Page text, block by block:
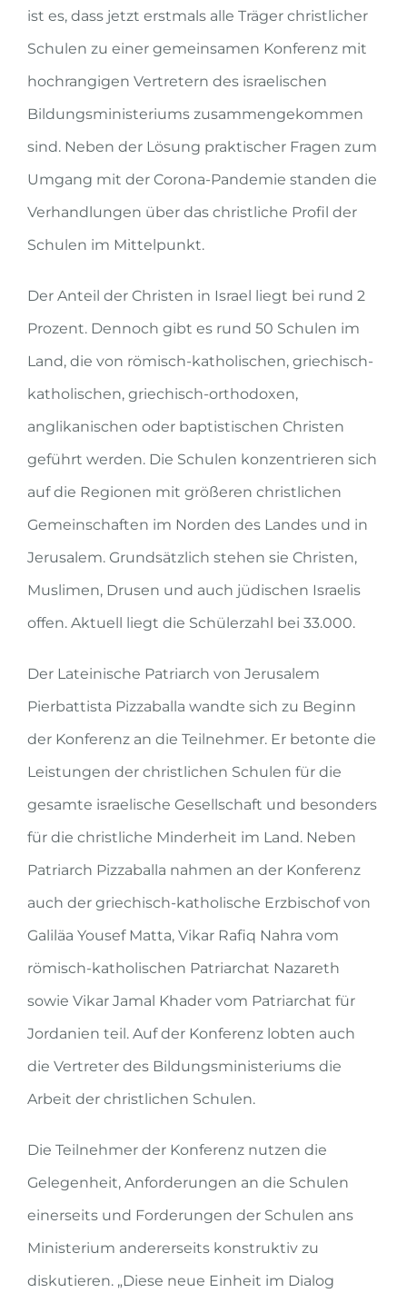
ist es, dass jetzt erstmals alle Träger christlicher
Schulen zu einer gemeinsamen Konferenz mit
hochrangigen Vertretern des israelischen
Bildungsministeriums zusammengekommen
sind. Neben der Lösung praktischer Fragen zum
Umgang mit der Corona-Pandemie standen die
Verhandlungen über das christliche Profil der
Schulen im Mittelpunkt.
Der Anteil der Christen in Israel liegt bei rund 2
Prozent. Dennoch gibt es rund 50 Schulen im
Land, die von römisch-katholischen, griechisch-
katholischen, griechisch-orthodoxen,
anglikanischen oder baptistischen Christen
geführt werden. Die Schulen konzentrieren sich
auf die Regionen mit größeren christlichen
Gemeinschaften im Norden des Landes und in
Jerusalem. Grundsätzlich stehen sie Christen,
Muslimen, Drusen und auch jüdischen Israelis
offen. Aktuell liegt die Schülerzahl bei 33.000.
Der Lateinische Patriarch von Jerusalem
Pierbattista Pizzaballa wandte sich zu Beginn
der Konferenz an die Teilnehmer. Er betonte die
Leistungen der christlichen Schulen für die
gesamte israelische Gesellschaft und besonders
für die christliche Minderheit im Land. Neben
Patriarch Pizzaballa nahmen an der Konferenz
auch der griechisch-katholische Erzbischof von
Galiläa Yousef Matta, Vikar Rafiq Nahra vom
römisch-katholischen Patriarchat Nazareth
sowie Vikar Jamal Khader vom Patriarchat für
Jordanien teil. Auf der Konferenz lobten auch
die Vertreter des Bildungsministeriums die
Arbeit der christlichen Schulen.
Die Teilnehmer der Konferenz nutzen die
Gelegenheit, Anforderungen an die Schulen
einerseits und Forderungen der Schulen ans
Ministerium andererseits konstruktiv zu
diskutieren. „Diese neue Einheit im Dialog